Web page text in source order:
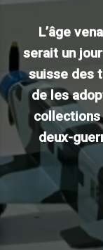
L’âge
serait un
suisse des
de les
collections
deux-